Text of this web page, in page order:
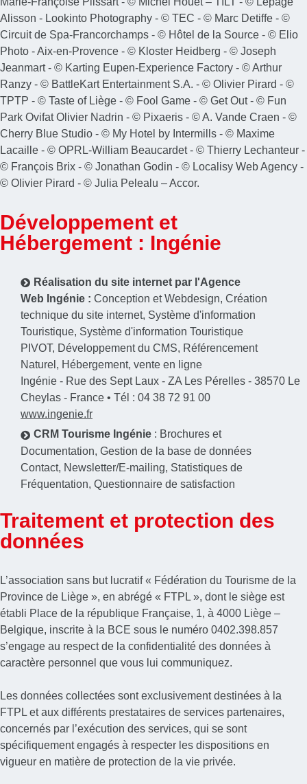
Alisson - Lookinto Photography - © TEC - © Marc Detiffe - ©
Circuit de Spa-Francorchamps - © Hôtel de la Source - © Elio
Photo - Aix-en-Provence - © Kloster Heidberg - © Joseph
Jeanmart - © Karting Eupen-Experience Factory - © Arthur
Ranzy - © BattleKart Entertainment S.A. - © Olivier Pirard - ©
TPTP - © Taste of Liège - © Fool Game - © Get Out - © Fun
Park Ovifat Olivier Nadrin - © Pixaeris - © A. Vande Craen - ©
Cherry Blue Studio - © My Hotel by Intermills - © Maxime
Lacaille - © OPRL-William Beaucardet - © Thierry Lechanteur -
© François Brix - © Jonathan Godin - © Localisy Web Agency -
© Olivier Pirard - © Julia Pelealu – Accor.
Développement et
Hébergement : Ingénie
Réalisation du site internet par l'Agence
Web Ingénie : Conception et Webdesign, Création
technique du site internet, Système d'information
Touristique, Système d'information Touristique
PIVOT, Développement du CMS, Référencement
Naturel , Hébergement, vente en ligne
Ingénie - Rue des Sept Laux - ZA Les Pérelles - 38570 Le
Cheylas - France • Tél : 04 38 72 91 00
www.ingenie.fr
CRM Tourisme Ingénie : Brochures et
Documentation, Gestion de la base de données
Contact, Newsletter/E-mailing, Statistiques de
Fréquentation, Questionnaire de satisfaction
Traitement et protection des
données
L’association sans but lucratif « Fédération du Tourisme de la
Province de Liège », en abrégé « FTPL », dont le siège est
établi Place de la république Française, 1, à 4000 Liège –
Belgique, inscrite à la BCE sous le numéro 0402.398.857
s’engage au respect de la confidentialité des données à
caractère personnel que vous lui communiquez.
Les données collectées sont exclusivement destinées à la
FTPL et aux différents prestataires de services partenaires,
concernés par l’exécution des services, qui se sont
spécifiquement engagés à respecter les dispositions en
vigueur en matière de protection de la vie privée.